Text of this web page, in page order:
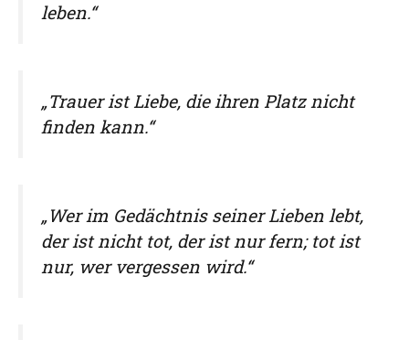
leben.“
„Trauer ist Liebe, die ihren Platz nicht
finden kann.“
„Wer im Gedächtnis seiner Lieben lebt,
der ist nicht tot, der ist nur fern; tot ist
nur, wer vergessen wird.“